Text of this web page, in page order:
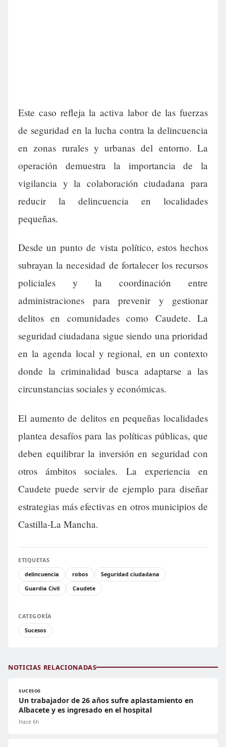
Este caso refleja la activa labor de las fuerzas
de seguridad en la lucha contra la delincuencia
en zonas rurales y urbanas del entorno. La
operación demuestra la importancia de la
vigilancia y la colaboración ciudadana para
reducir la delincuencia en localidades
pequeñas.
Desde un punto de vista político, estos hechos
subrayan la necesidad de fortalecer los recursos
policiales y la coordinación entre
administraciones para prevenir y gestionar
delitos en comunidades como Caudete. La
seguridad ciudadana sigue siendo una prioridad
en la agenda local y regional, en un contexto
donde la criminalidad busca adaptarse a las
circunstancias sociales y económicas.
El aumento de delitos en pequeñas localidades
plantea desafíos para las políticas públicas, que
deben equilibrar la inversión en seguridad con
otros ámbitos sociales. La experiencia en
Caudete puede servir de ejemplo para diseñar
estrategias más efectivas en otros municipios de
Castilla-La Mancha.
ETIQUETAS
delincuencia
robos
Seguridad ciudadana
Guardia Civil
Caudete
CATEGORÍA
Sucesos
NOTICIAS RELACIONADAS
SUCESOS
Un trabajador de 26 años sufre aplastamiento en
Albacete y es ingresado en el hospital
Hace 6h